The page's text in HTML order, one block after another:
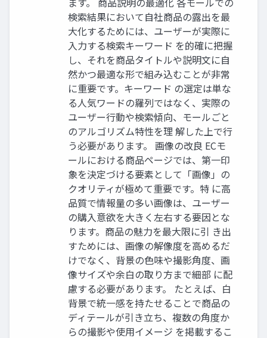
検索結果において自社商品の露出を最
大化するためには、ユーザーが実際に
入力する検索キーワード を的確に把握
し、それを商品タイトルや説明文に自
然かつ最適な形で組み込むことが非常
に重要です。キーワード の選定は単な
る人気ワードの羅列ではなく、実際の
ユーザー行動や検索傾向、モールごと
のアルゴリズム特性を理 解した上で行
う必要があります。 画像の改良 ECモ
ールにおける商品ページでは、第一印
象を決定づける要素として「画像」の
クオリティが極めて重要です。特 に高
品質で情報量の多い画像は、ユーザー
の購入意欲を大きく左右する要因とな
ります。商品の魅力を最大限に引 き出
すためには、画像の解像度を高めるだ
けでなく、背景の色味や撮影角度、画
像サイズや余白の取り方まで細部 に配
慮する必要があります。 たとえば、白
背景で統一感を持たせることで商品の
ディテールが引き立ち、複数の角度か
らの撮影や使用イメージ を掲載するこ